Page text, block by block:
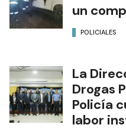
un
POLICIALES
La
Drogas
Policía
labor